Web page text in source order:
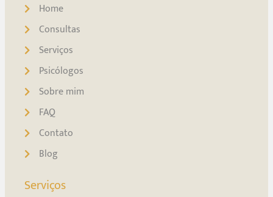
Home
Consultas
Serviços
Psicólogos
Sobre mim
FAQ
Contato
Blog
Serviços